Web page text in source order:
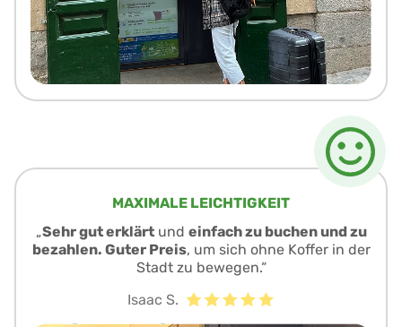
MAXIMALE LEICHTIGKEIT
„Sehr gut erklärtund einfach zu buchen und zu
bezahlen. Guter Preis, um sich ohne Koffer in der
Stadt zu bewegen.“
Isaac S.